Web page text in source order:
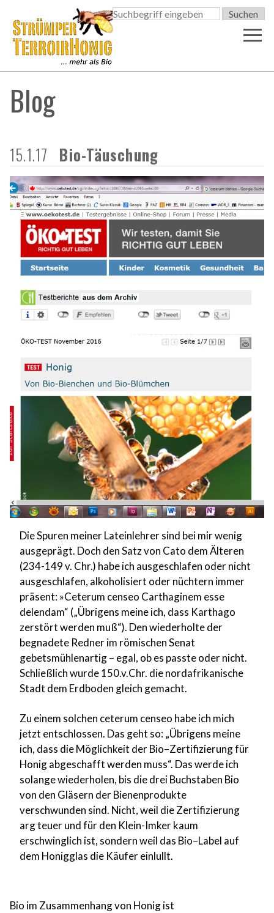

Blog
15.1.17 Bio-Täuschung
Die Spuren meiner Lateinlehrer sind bei mir wenig
ausgeprägt. Doch den Satz von Cato dem Älteren
(234-149 v. Chr.) habe ich ausgeschlafen oder nicht
ausgeschlafen, alkoholisiert oder nüchtern immer
präsent: »Ceterum censeo Carthaginem esse
delendam“ („Übrigens meine ich, dass Karthago
zerstört werden muß“). Den wiederholte der
begnadete Redner im römischen Senat
gebetsmühlenartig – egal, ob es passte oder nicht.
Schließlich wurde 150.v.Chr. die nordafrikanische
Stadt dem Erdboden gleich gemacht.
Zu einem solchen ceterum censeo habe ich mich
jetzt entschlossen. Das geht so: „Übrigens meine
ich, dass die Möglichkeit der Bio–Zertifizierung für
Honig abgeschafft werden muss“. Das werde ich
solange wiederholen, bis die drei Buchstaben Bio
von den Gläsern der Bienenprodukte
verschwunden sind. Nicht, weil die Zertifizierung
arg teuer und für den Klein-Imker kaum
erschwinglich ist, sondern weil das Bio–Label auf
dem Honigglas die Käufer einlullt.
Bio im Zusammenhang von Honig ist